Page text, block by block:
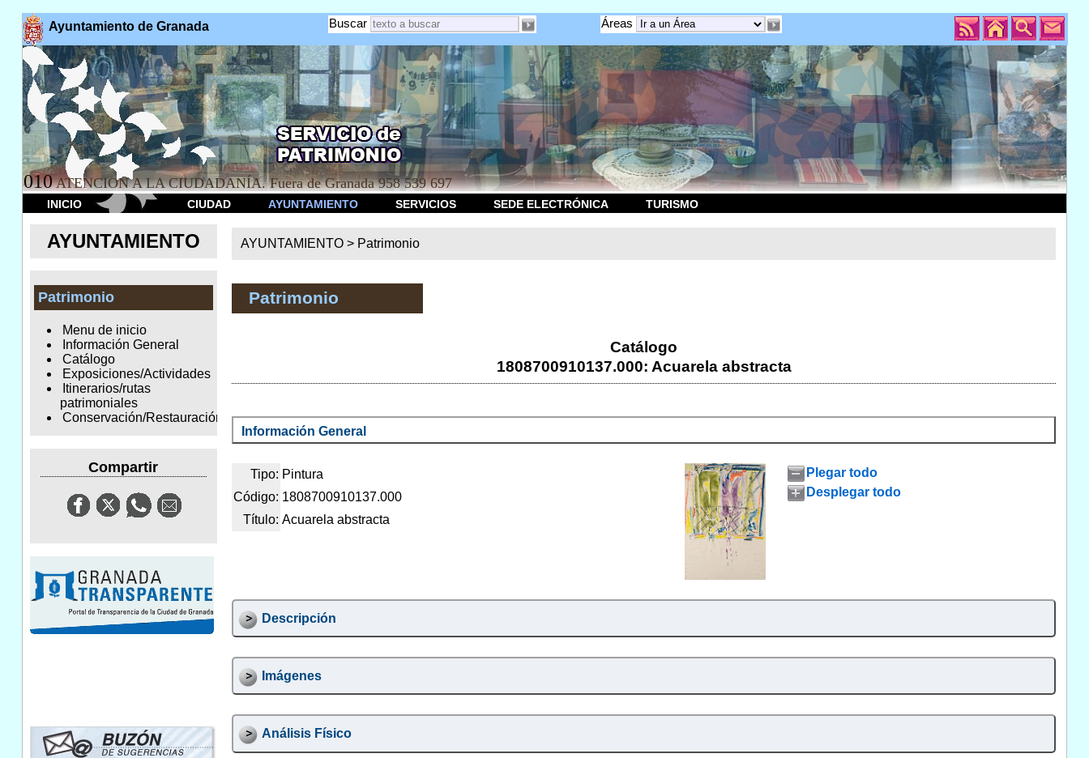
Ayuntamiento de Granada Áreas
Buscar
010 ATENCION A LA CIUDADANÍA. Fuera de Granada 958 539 697
INICIO CIUDAD AYUNTAMIENTO SERVICIOS SEDE ELECTRÓNICA TURISMO
AYUNTAMIENTO
Patrimonio
Menu de inicio
Información General
Catálogo
Exposiciones/Actividades
Itinerarios/rutas
patrimoniales
Conservación/Restauración
Compartir
AYUNTAMIENTO > Patrimonio
Patrimonio
Catálogo
1808700910137.000: Acuarela abstracta
Información General
Tipo: Pintura
Código: 1808700910137.000
Título: Acuarela abstracta
Plegar todo
Desplegar todo
Descripción
Imágenes
Análisis Físico